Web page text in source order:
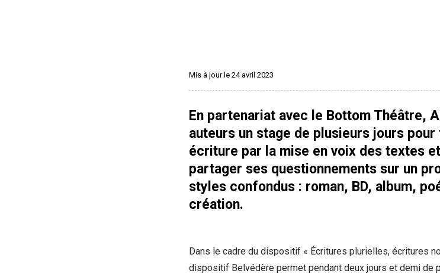
Mis à jour le 24 avril 2023
En partenariat avec le Bottom Théâtre,
auteurs un stage de plusieurs jours
écriture par la mise en voix des textes
partager ses questionnements sur un
styles confondus : roman, BD, album,
création.
Dans le cadre du dispositif « Écritures plurielles, écritures
dispositif Belvédère permet pendant deux jours et demi de